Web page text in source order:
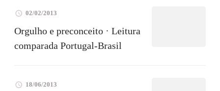
02/02/2013
Orgulho e preconceito · Leitura
comparada Portugal-Brasil
18/06/2013